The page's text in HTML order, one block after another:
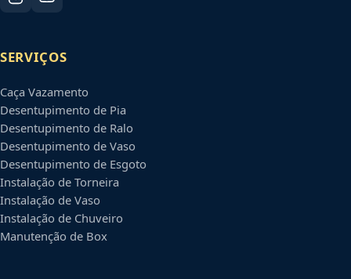
SERVIÇOS
Caça Vazamento
Desentupimento de Pia
Desentupimento de Ralo
Desentupimento de Vaso
Desentupimento de Esgoto
Instalação de Torneira
Instalação de Vaso
Instalação de Chuveiro
Manutenção de Box